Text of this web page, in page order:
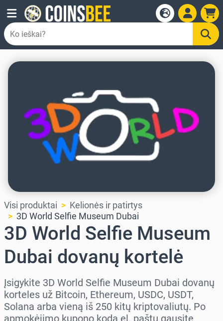
Visi produktai
Kelionės ir patirtys
3D World Selfie Museum Dubai
3D World Selfie Museum
Dubai dovanų kortelė
Įsigykite 3D World Selfie Museum Dubai dovanų
korteles už Bitcoin, Ethereum, USDC, USDT,
Solana arba vieną iš 250 kitų kriptovaliutų. Po